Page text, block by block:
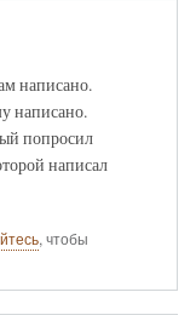
написано.
написано.
попросил
написал
, чтобы